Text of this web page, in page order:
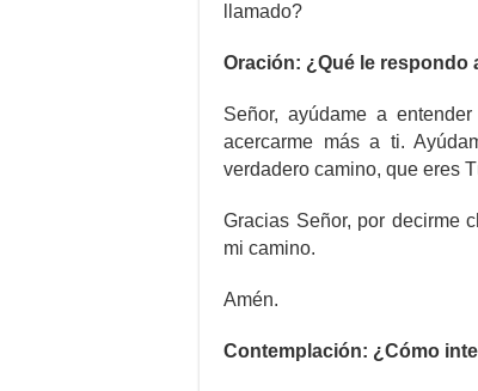
llamado?
Oración: ¿Qué le respondo
Señor, ayúdame a
acercarme más a ti.
verdadero camino, que eres
Gracias Señor, por decirme
mi camino.
Amén.
Contemplación: ¿Cómo